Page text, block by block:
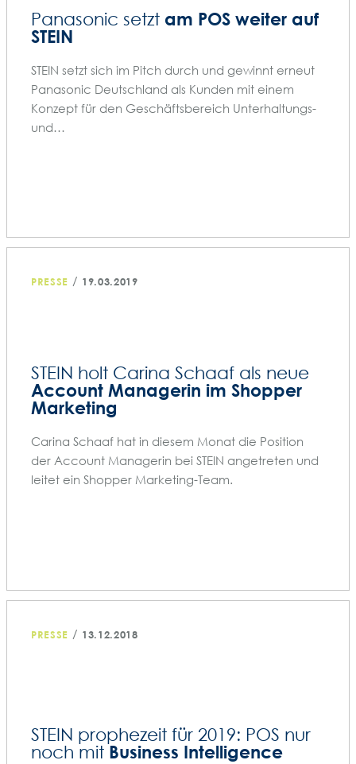
Panasonic setzt am POS weiter auf
STEIN
STEIN setzt sich im Pitch durch und gewinnt erneut
Panasonic Deutschland als Kunden mit einem
Konzept für den Geschäftsbereich Unterhaltungs-
und…
PRESSE / 19.03.2019
STEIN holt Carina Schaaf als neue
Account Managerin im Shopper
Marketing
Carina Schaaf hat in diesem Monat die Position
der Account Managerin bei STEIN angetreten und
leitet ein Shopper Marketing-Team.
PRESSE / 13.12.2018
STEIN prophezeit für 2019: POS nur
noch mit Business Intelligence